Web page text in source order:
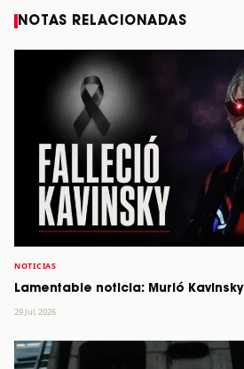
NOTAS RELACIONADAS
NOTICIAS
Lamentable noticia: Murió Kavinsky
29 Jul, 2026